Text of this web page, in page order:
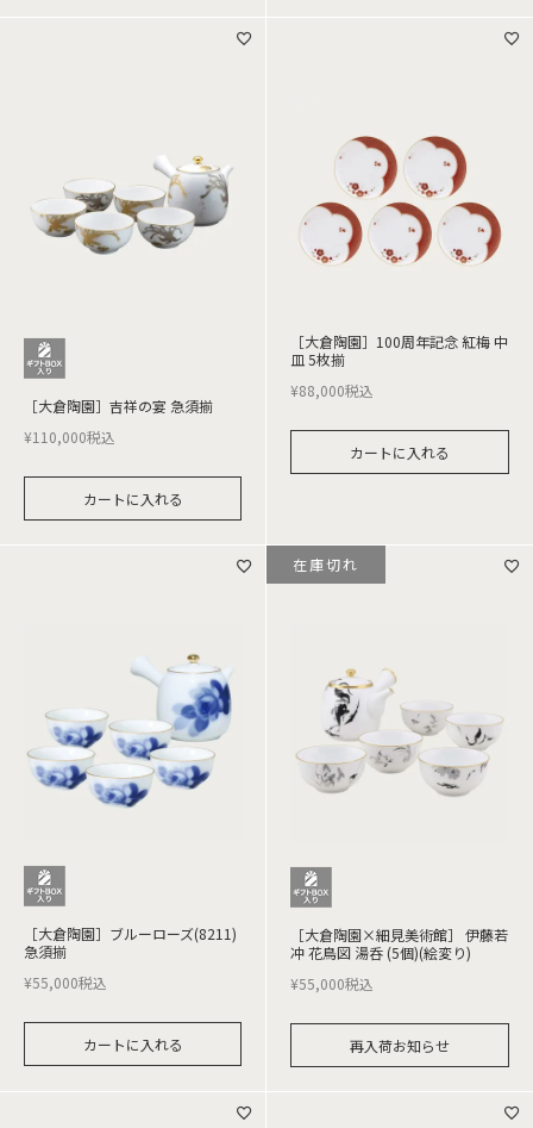
［大倉陶園］吉祥の宴 急須揃
¥110,000税込
カートに入れる
［大倉陶園］100周年記念 紅梅 中
皿 5枚揃
¥88,000税込
カートに入れる
［大倉陶園］ブルーローズ(8211)
急須揃
¥55,000税込
カートに入れる
［大倉陶園×細見美術館］ 伊藤若
冲 花鳥図 湯呑 (5個)(絵変り)
¥55,000税込
再入荷お知らせ
在庫切れ